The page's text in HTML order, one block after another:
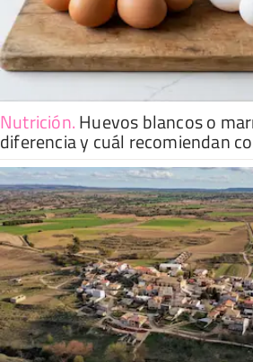
Nutrición.Huevos blancos o
diferencia y cuál recomiendan